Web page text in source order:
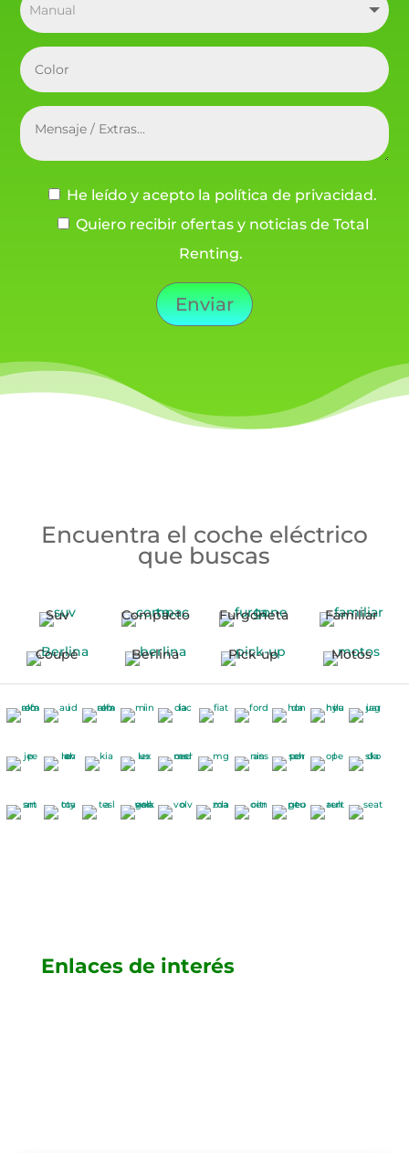
He leído y acepto la política de privacidad.
Quiero recibir ofertas y noticias de Total
Renting.
Enviar
Encuentra el coche eléctrico
que buscas
Suv Compacto Furgoneta Familiar
Coupé Berlina Pick-up Motos
Enlaces de interés